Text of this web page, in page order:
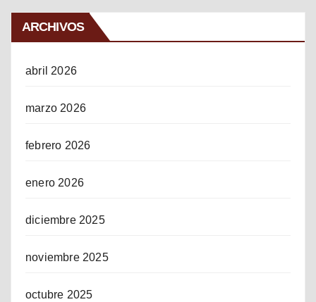
ARCHIVOS
abril 2026
marzo 2026
febrero 2026
enero 2026
diciembre 2025
noviembre 2025
octubre 2025